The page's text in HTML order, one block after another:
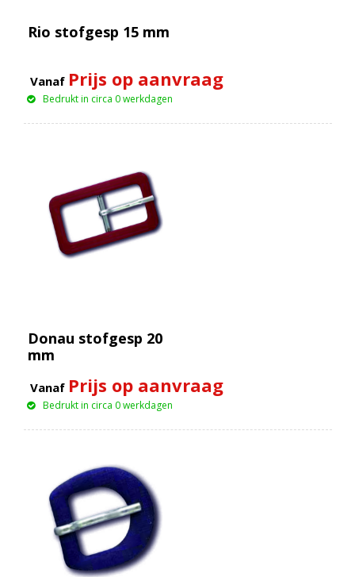
Rio stofgesp 15 mm
Vanaf Prijs op aanvraag
Bedrukt in circa 0 werkdagen
Donau stofgesp 20
mm
Vanaf Prijs op aanvraag
Bedrukt in circa 0 werkdagen